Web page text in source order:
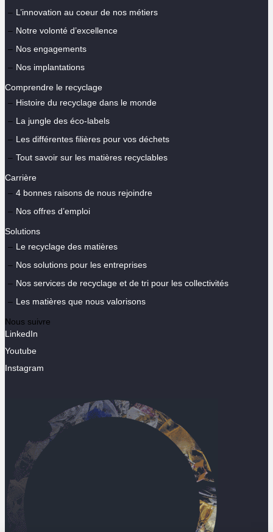
L’innovation au coeur de nos métiers
Notre volonté d’excellence
Nos engagements
Nos implantations
Comprendre le recyclage
Histoire du recyclage dans le monde
La jungle des éco-labels
Les différentes filières pour vos déchets
Tout savoir sur les matières recyclables
Carrière
4 bonnes raisons de nous rejoindre
Nos offres d’emploi
Solutions
Le recyclage des matières
Nos solutions pour les entreprises
Nos services de recyclage et de tri pour les collectivités
Les matières que nous valorisons
Nous suivre
LinkedIn
Youtube
Instagram